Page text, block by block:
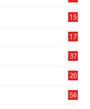
15
17
37
20
56